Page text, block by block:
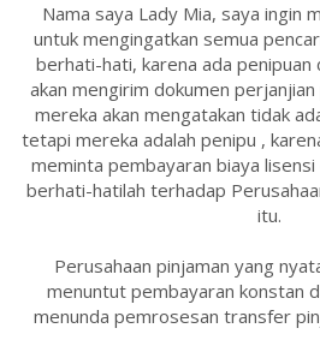
Nama saya Lady Mia, saya ingin
untuk mengingatkan semua
berhati-hati, karena ada penipuan
akan mengirim dokumen
mereka akan mengatakan tidak
tetapi mereka adalah penipu ,
meminta pembayaran biaya
berhati-hatilah terhadap
itu.
Perusahaan pinjaman yang
menuntut pembayaran konstan
menunda pemrosesan transfer